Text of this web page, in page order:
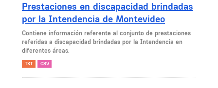
Prestaciones en discapacidad brindadas
por la Intendencia de Montevideo
Contiene información referente al conjunto de prestaciones
referidas a discapacidad brindadas por la Intendencia en
diferentes áreas.
TXT CSV